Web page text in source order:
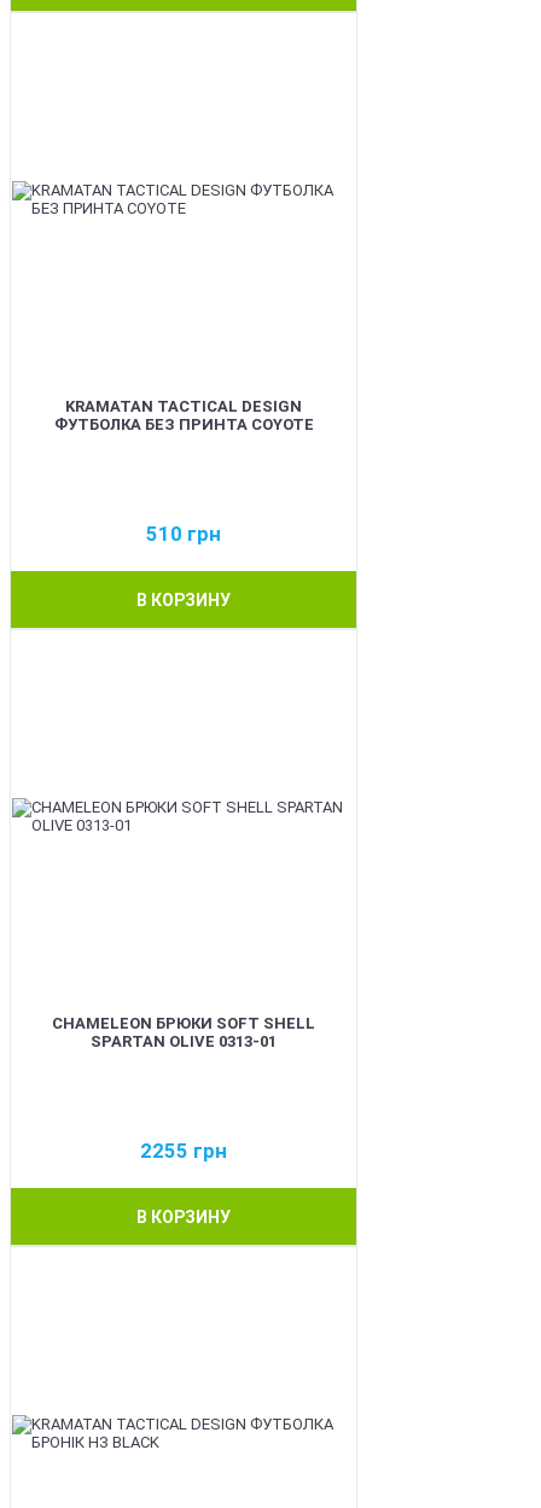
KRAMATAN TACTICAL DESIGN
ФУТБОЛКА БЕЗ ПРИНТА COYOTE
510 грн
В КОРЗИНУ
CHAMELEON БРЮКИ SOFT SHELL
SPARTAN OLIVE 0313-01
2255 грн
В КОРЗИНУ